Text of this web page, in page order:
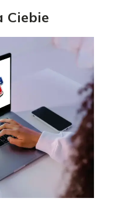
Ciebie